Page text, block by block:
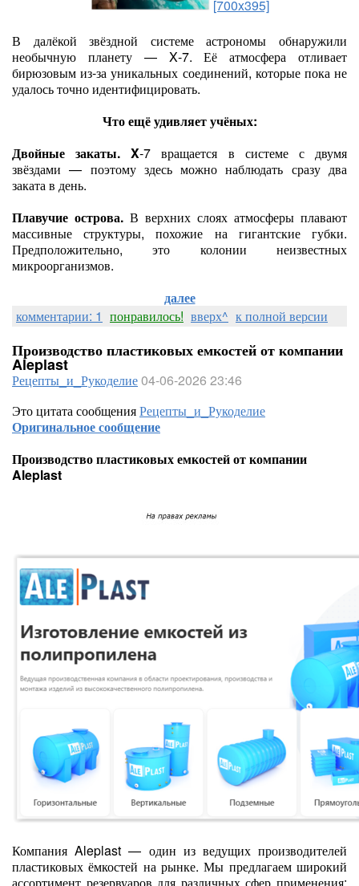
[700x395]
В далёкой звёздной системе астрономы обнаружили
необычную планету — X‑7. Её атмосфера отливает
бирюзовым из‑за уникальных соединений, которые пока не
удалось точно идентифицировать.
Что ещё удивляет учёных:
Двойные закаты. X‑7 вращается в системе с двумя
звёздами — поэтому здесь можно наблюдать сразу два
заката в день.
Плавучие острова. В верхних слоях атмосферы плавают
массивные структуры, похожие на гигантские губки.
Предположительно, это колонии неизвестных
микроорганизмов.
далее
комментарии: 1 понравилось! вверх^ к полной версии
Производство пластиковых емкостей от компании
Aleplast
Рецепты_и_Рукоделие04-06-2026 23:46
Это цитата сообщенияРецепты_и_Рукоделие
Оригинальное сообщение
Производство пластиковых емкостей от компании
Aleplast
Компания Aleplast — один из ведущих производителей
пластиковых ёмкостей на рынке. Мы предлагаем широкий